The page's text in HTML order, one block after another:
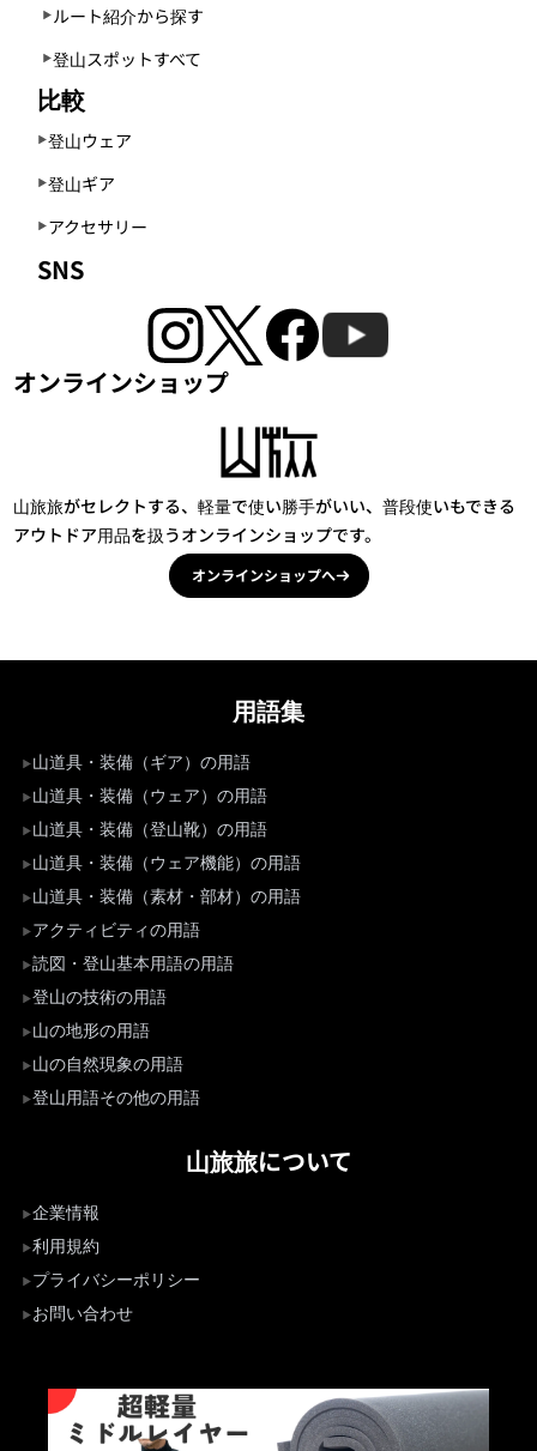
ルート紹介から探す
登山スポットすべて
比較
登山ウェア
登山ギア
アクセサリー
SNS
オンラインショップ
山旅旅がセレクトする、軽量で使い勝手がいい、普段使いもできる
アウトドア用品を扱うオンラインショップです。
オンラインショップへ
用語集
山道具・装備（ギア）の用語
山道具・装備（ウェア）の用語
山道具・装備（登山靴）の用語
山道具・装備（ウェア機能）の用語
山道具・装備（素材・部材）の用語
アクティビティの用語
読図・登山基本用語の用語
登山の技術の用語
山の地形の用語
山の自然現象の用語
登山用語その他の用語
山旅旅について
企業情報
利用規約
プライバシーポリシー
お問い合わせ